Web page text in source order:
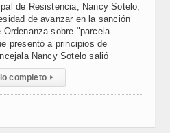
de Resistencia, Nancy Sotelo,
de avanzar en la sanción
Ordenanza sobre "parcela
presentó a principios de
Nancy Sotelo salió
completo ▸